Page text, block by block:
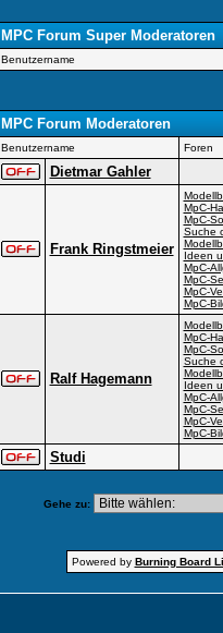
MPC Forum Super Moderatoren
Benutzername
MPC Forum Moderatoren
Benutzername Foren
Dietmar Gahler
Frank Ringstmeier
MpC-
MpC-
Suche
Ideen
MpC-
MpC-
MpC-
MpC-
Ralf Hagemann
MpC-
MpC-
Suche
Ideen
MpC-
MpC-
MpC-
MpC-
Studi
Gehe zu:
Powered by Burning Board